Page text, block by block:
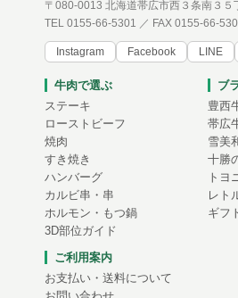
〒080-0013 北海道帯広市西３条南３５
TEL 0155-66-5301 ／ FAX 0155-66-
Instagram Facebook LINE
牛肉で選ぶ
ステーキ
ローストビーフ
焼肉
すき焼き
ハンバーグ
カルビ串・串
ホルモン・もつ鍋
3D部位ガイド
ブ
豊西
帯広
雪美
十勝
トヨ
レト
ギフ
ご利用案内
お支払い・送料について